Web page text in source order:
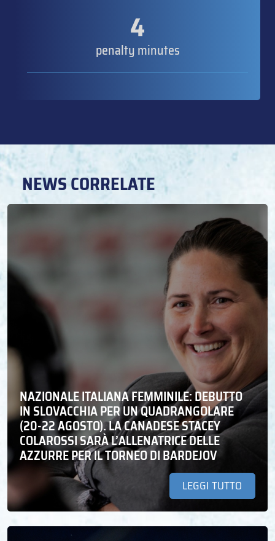
4
penalty minutes
NEWS CORRELATE
NAZIONALE ITALIANA FEMMINILE: DEBUTTO
IN SLOVACCHIA PER UN QUADRANGOLARE
(20-22 AGOSTO). LA CANADESE STACEY
COLAROSSI SARÀ L’ALLENATRICE DELLE
AZZURRE PER IL TORNEO DI BARDEJOV
LEGGI TUTTO